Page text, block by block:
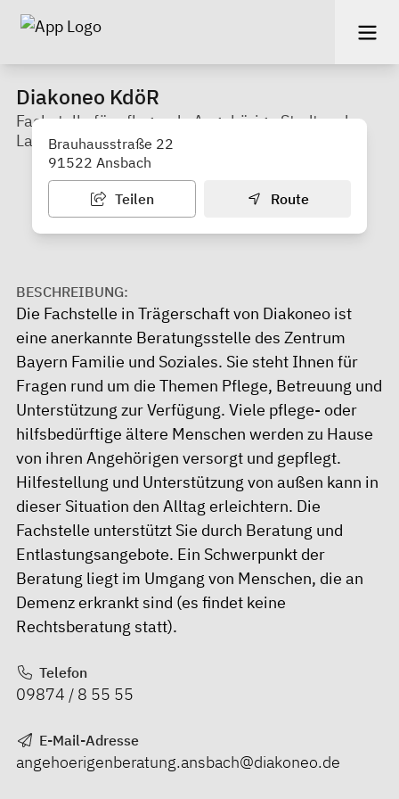
Diakoneo KdöR
Fachstelle für pflegende Angehörige Stadt und
Landkreis Ansbach
Brauhausstraße 22
91522 Ansbach
Teilen Route
BESCHREIBUNG:
Die Fachstelle in Trägerschaft von Diakoneo ist
eine anerkannte Beratungsstelle des Zentrum
Bayern Familie und Soziales. Sie steht Ihnen für
Fragen rund um die Themen Pflege, Betreuung und
Unterstützung zur Verfügung. Viele pflege- oder
hilfsbedürftige ältere Menschen werden zu Hause
von ihren Angehörigen versorgt und gepflegt.
Hilfestellung und Unterstützung von außen kann in
dieser Situation den Alltag erleichtern. Die
Fachstelle unterstützt Sie durch Beratung und
Entlastungsangebote. Ein Schwerpunkt der
Beratung liegt im Umgang von Menschen, die an
Demenz erkrankt sind (es findet keine
Rechtsberatung statt).
Telefon
09874 / 8 55 55
E-Mail-Adresse
angehoerigenberatung.ansbach@diakoneo.de